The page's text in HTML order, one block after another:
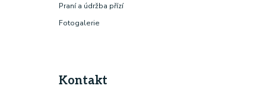
Praní a údržba přízí
Fotogalerie
Kontakt